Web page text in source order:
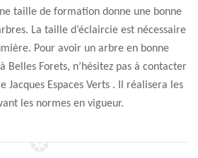
taille de formation donne une bonne
La taille d’éclaircie est nécessaire
Pour avoir un arbre en bonne
Belles Forets, n’hésitez pas à contacter
Jacques Espaces Verts . Il réalisera les
les normes en vigueur.